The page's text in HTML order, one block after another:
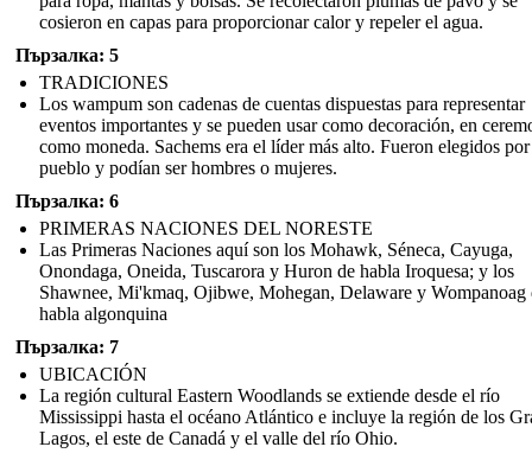
cosieron en capas para proporcionar calor y repeler el agua.
Пързалка: 5
TRADICIONES
Los wampum son cadenas de cuentas dispuestas para representar
eventos importantes y se pueden usar como decoración, en
como moneda. Sachems era el líder más alto. Fueron elegidos
pueblo y podían ser hombres o mujeres.
Пързалка: 6
PRIMERAS NACIONES DEL NORESTE
Las Primeras Naciones aquí son los Mohawk, Séneca, Cayuga,
Onondaga, Oneida, Tuscarora y Huron de habla Iroquesa; y los
Shawnee, Mi'kmaq, Ojibwe, Mohegan, Delaware y Wompanoag
habla algonquina
Пързалка: 7
UBICACIÓN
La región cultural Eastern Woodlands se extiende desde el río
Mississippi hasta el océano Atlántico e incluye la región de los
Lagos, el este de Canadá y el valle del río Ohio.